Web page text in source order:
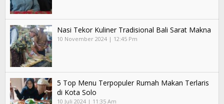
Nasi Tekor Kuliner Tradisional Bali Sarat Makna
10 November 2024 | 12:45 Pm
5 Top Menu Terpopuler Rumah Makan Terlaris
di Kota Solo
10 Juli 2024 | 11:35 Am